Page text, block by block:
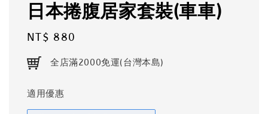
日本捲腹居家套裝(車車)
Regular
price
NT$ 880
全店滿2000免運(台灣本島)
適用優惠